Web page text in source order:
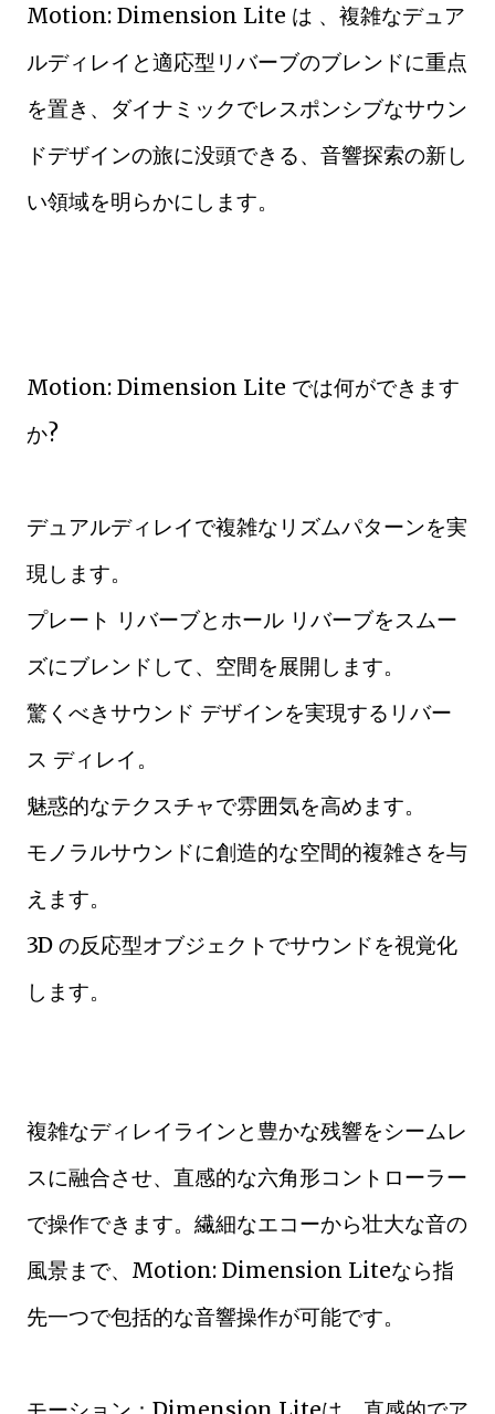
Motion: Dimension Lite は 、複雑なデュア
ルディレイと適応型リバーブのブレンドに重点
を置き、ダイナミックでレスポンシブなサウン
ドデザインの旅に没頭できる、音響探索の新し
い領域を明らかにします。
Motion: Dimension Lite では何ができます
か?
デュアルディレイで複雑なリズムパターンを実
現します。
プレート リバーブとホール リバーブをスムー
ズにブレンドして、空間を展開します。
驚くべきサウンド デザインを実現するリバー
ス ディレイ。
魅惑的なテクスチャで雰囲気を高めます。
モノラルサウンドに創造的な空間的複雑さを与
えます。
3D の反応型オブジェクトでサウンドを視覚化
します。
複雑なディレイラインと豊かな残響をシームレ
スに融合させ、直感的な六角形コントローラー
で操作できます。繊細なエコーから壮大な音の
風景まで、Motion: Dimension Liteなら指
先一つで包括的な音響操作が可能です。